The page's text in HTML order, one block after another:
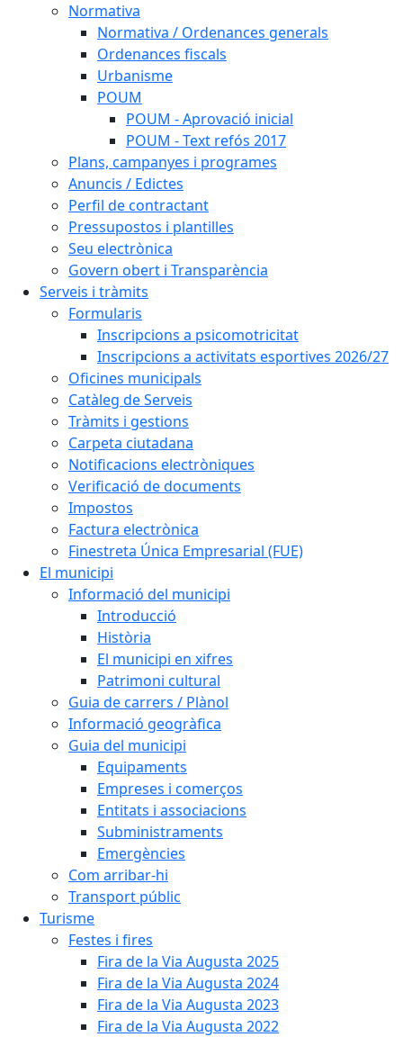
Normativa
Normativa / Ordenances generals
Ordenances fiscals
Urbanisme
POUM
POUM - Aprovació inicial
POUM - Text refós 2017
Plans, campanyes i programes
Anuncis / Edictes
Perfil de contractant
Pressupostos i plantilles
Seu electrònica
Govern obert i Transparència
Serveis i tràmits
Formularis
Inscripcions a psicomotricitat
Inscripcions a activitats esportives 2026/27
Oficines municipals
Catàleg de Serveis
Tràmits i gestions
Carpeta ciutadana
Notificacions electròniques
Verificació de documents
Impostos
Factura electrònica
Finestreta Única Empresarial (FUE)
El municipi
Informació del municipi
Introducció
Història
El municipi en xifres
Patrimoni cultural
Guia de carrers / Plànol
Informació geogràfica
Guia del municipi
Equipaments
Empreses i comerços
Entitats i associacions
Subministraments
Emergències
Com arribar-hi
Transport públic
Turisme
Festes i fires
Fira de la Via Augusta 2025
Fira de la Via Augusta 2024
Fira de la Via Augusta 2023
Fira de la Via Augusta 2022